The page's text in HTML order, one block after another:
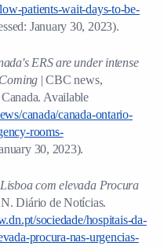
patients-wait-days-to-be-
January 30, 2023).
ERS are under intense
| CBC news,
Available
canada/canada-ontario-
rooms-
30, 2023).
com elevada Procura
Diário de Notícias.
sociedade/hospitais-da-
procura-nas-urgencias-